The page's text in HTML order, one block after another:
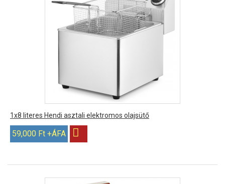
1x8 literes Hendi asztali elektromos olajsütő
59,000 Ft +ÁFA